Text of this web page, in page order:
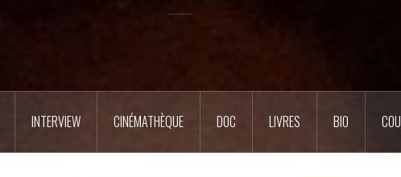
INTERVIEW CINÉMATHÈQUE DOC LIVRES BIO